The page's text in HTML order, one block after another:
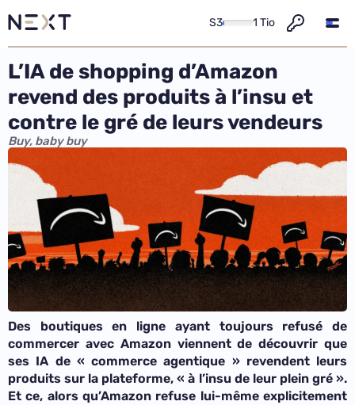
S3 1 Tio
L’IA de shopping d’Amazon
revend des produits à l’insu et
contre le gré de leurs vendeurs
Buy, baby buy
Des boutiques en ligne ayant toujours refusé de
commercer avec Amazon viennent de découvrir que
ses IA de « commerce agentique » revendent leurs
produits sur la plateforme, « à l’insu de leur plein gré ».
Et ce, alors qu’Amazon refuse lui-même explicitement